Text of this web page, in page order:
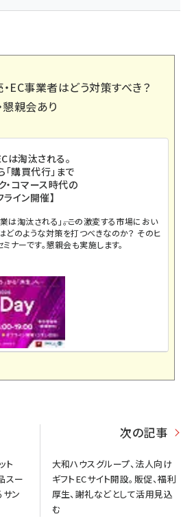
EC事業者はどう対策すべき？
懇親会あり
は淘汰される。
「購買代行」まで
・コマース時代の
イン開催】
は淘汰される」――。この激変する市場におい
どのような対策を打つべきなのか？ そのヒ
ナーです。懇親会も実施します。
ト
スー
サン
次の記事
大和ハウスグループ、法人向け
ギフトECサイト開設。販促、福利
厚生、謝礼などとして活用見込
む